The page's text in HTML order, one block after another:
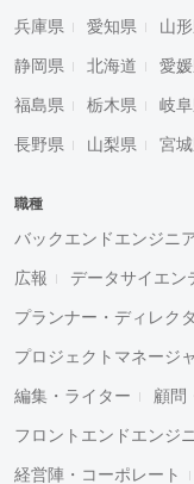
兵庫県 愛知県 山
静岡県 北海道 愛
福島県 栃木県 岐
長野県 山梨県 宮
職種
バックエンドエンジニ
広報 データサイエン
プランナー・ディレク
プロジェクトマネージ
編集・ライター 顧問
フロントエンドエンジ
経営陣・コーポレート